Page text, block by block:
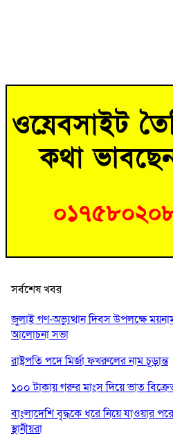
সর্বশেষ খবর
জুলাই গণ-অভ্যুত্থান দিবস উপলক্ষে
আলোচনা সভা
রাষ্ট্রপতি পদে মির্জা ফখরুলের নাম চূড়ান্ত
১০০ টাকায় গরুর মাংস দিয়ে ভাত
বাংলাদেশি বৃদ্ধকে ধরে নিয়ে যাওয়ার
স্থানীয়রা